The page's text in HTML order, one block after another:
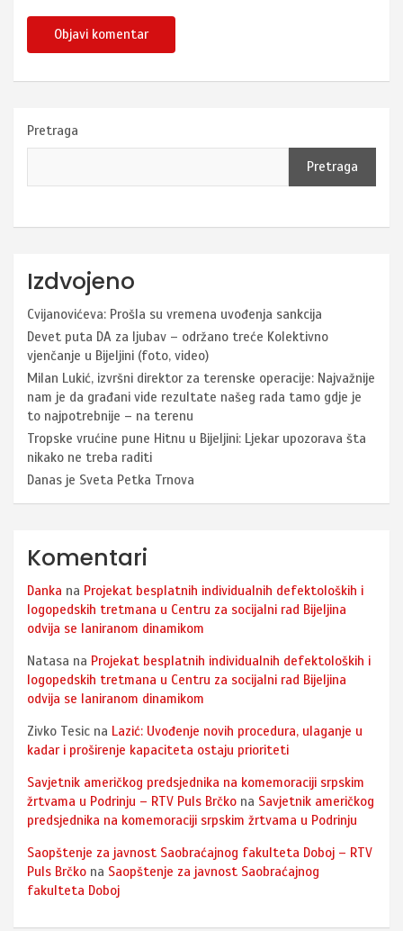
Pretraga
Pretraga
Izdvojeno
Cvijanovićeva: Prošla su vremena uvođenja sankcija
Devet puta DA za ljubav – održano treće Kolektivno
vjenčanje u Bijeljini (foto, video)
Milan Lukić, izvršni direktor za terenske operacije: Najvažnije
nam je da građani vide rezultate našeg rada tamo gdje je
to najpotrebnije – na terenu
Tropske vrućine pune Hitnu u Bijeljini: Ljekar upozorava šta
nikako ne treba raditi
Danas je Sveta Petka Trnova
Komentari
Danka na Projekat besplatnih individualnih defektoloških i
logopedskih tretmana u Centru za socijalni rad Bijeljina
odvija se laniranom dinamikom
Natasa na Projekat besplatnih individualnih defektoloških i
logopedskih tretmana u Centru za socijalni rad Bijeljina
odvija se laniranom dinamikom
Zivko Tesic na Lazić: Uvođenje novih procedura, ulaganje u
kadar i proširenje kapaciteta ostaju prioriteti
Savjetnik američkog predsjednika na komemoraciji srpskim
žrtvama u Podrinju – RTV Puls Brčko na Savjetnik američkog
predsjednika na komemoraciji srpskim žrtvama u Podrinju
Saopštenje za javnost Saobraćajnog fakulteta Doboj – RTV
Puls Brčko na Saopštenje za javnost Saobraćajnog
fakulteta Doboj